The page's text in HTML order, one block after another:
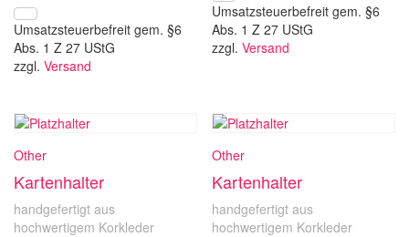
Umsatzsteuerbefreit gem. §6
Abs. 1 Z 27 UStG
zzgl. Versand
Umsatzsteuerbefreit gem. §6
Abs. 1 Z 27 UStG
zzgl.Versand
Other
Kartenhalter
handgefertigt aus
hochwertigem Korkleder
Other
Kartenhalter
handgefertigt aus
hochwertigem Korkleder